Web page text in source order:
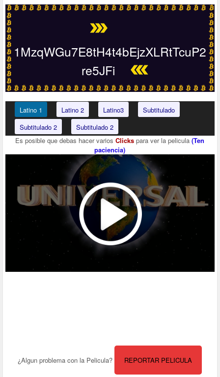
1MzqWGu7E8tH4t4bEjzXLRtTcuP2
re5JFi
Latino 1 Latino 2 Latino3
Subtitulado
Subtitulado 2
Subtitulado 2
Es posible que debas hacer variosClicks para ver la pelicula(Ten
paciencia)
¿Algun problema con la Pelicula? REPORTAR PELICULA